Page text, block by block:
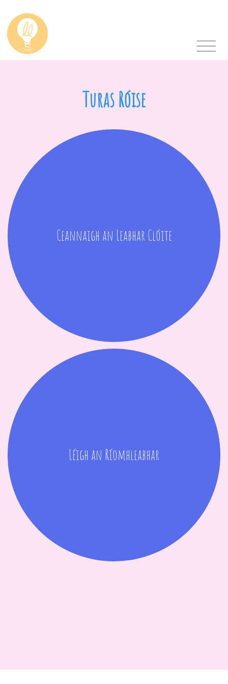
Turas Róise
Ceannaigh an Leabhar Clóite
Léigh an Ríomhleabhar